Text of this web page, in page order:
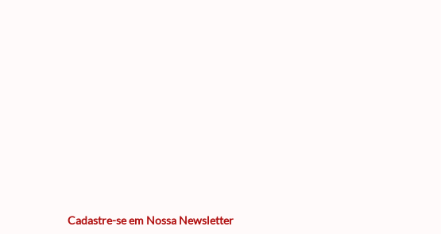
Cadastre-se em Nossa Newsletter